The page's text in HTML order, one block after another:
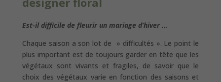
Est-il difficile de fleurir un mariage d’hiver …
Chaque saison a son lot de » difficultés ». Le point le
plus important est de toujours garder en tête que les
végétaux sont vivants et fragiles, de savoir que le
choix des végétaux varie en fonction des saisons et